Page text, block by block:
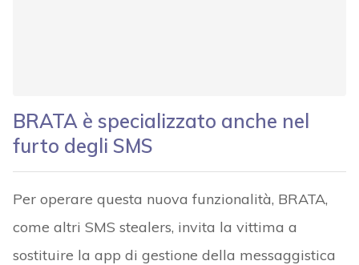
BRATA è specializzato anche nel
furto degli SMS
Per operare questa nuova funzionalità, BRATA,
come altri SMS stealers, invita la vittima a
sostituire la app di gestione della messaggistica